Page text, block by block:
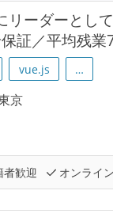
リーダーとし
証／平均残業
vue.js …
京
者歓迎 オンライ